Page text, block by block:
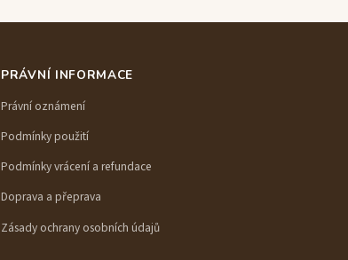
PRÁVNÍ INFORMACE
Právní oznámení
Podmínky použití
Podmínky vrácení a refundace
Doprava a přeprava
Zásady ochrany osobních údajů